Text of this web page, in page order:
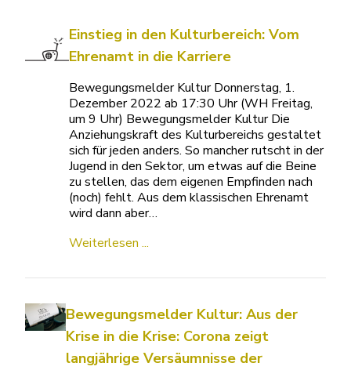
Einstieg in den Kulturbereich: Vom
Ehrenamt in die Karriere
Bewegungsmelder Kultur Donnerstag, 1.
Dezember 2022 ab 17:30 Uhr (WH Freitag,
um 9 Uhr) Bewegungsmelder Kultur Die
Anziehungskraft des Kulturbereichs gestaltet
sich für jeden anders. So mancher rutscht in der
Jugend in den Sektor, um etwas auf die Beine
zu stellen, das dem eigenen Empfinden nach
(noch) fehlt. Aus dem klassischen Ehrenamt
wird dann aber…
Weiterlesen ...
Bewegungsmelder Kultur: Aus der
Krise in die Krise: Corona zeigt
langjährige Versäumnisse der